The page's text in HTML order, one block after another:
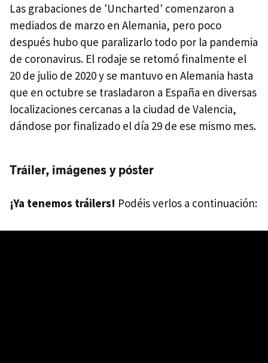
Las grabaciones de 'Uncharted' comenzaron a
mediados de marzo en Alemania, pero poco
después hubo que paralizarlo todo por la pandemia
de coronavirus. El rodaje se retomó finalmente el
20 de julio de 2020 y se mantuvo en Alemania hasta
que en octubre se trasladaron a España en diversas
localizaciones cercanas a la ciudad de Valencia,
dándose por finalizado el día 29 de ese mismo mes.
Tráiler, imágenes y póster
¡Ya tenemos tráilers! Podéis verlos a continuación: